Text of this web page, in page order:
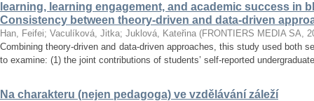
learning, learning engagement, and academic success in
Consistency between theory-driven and data-driven
Han, Feifei; Vaculíková, Jitka; Juklová, Kateřina (FRONTIERS MEDIA SA,
Combining theory-driven and data-driven approaches, this study used both
to examine: (1) the joint contributions of students’ self-reported
Na charakteru (nejen pedagoga) ve vzdělávání záleží